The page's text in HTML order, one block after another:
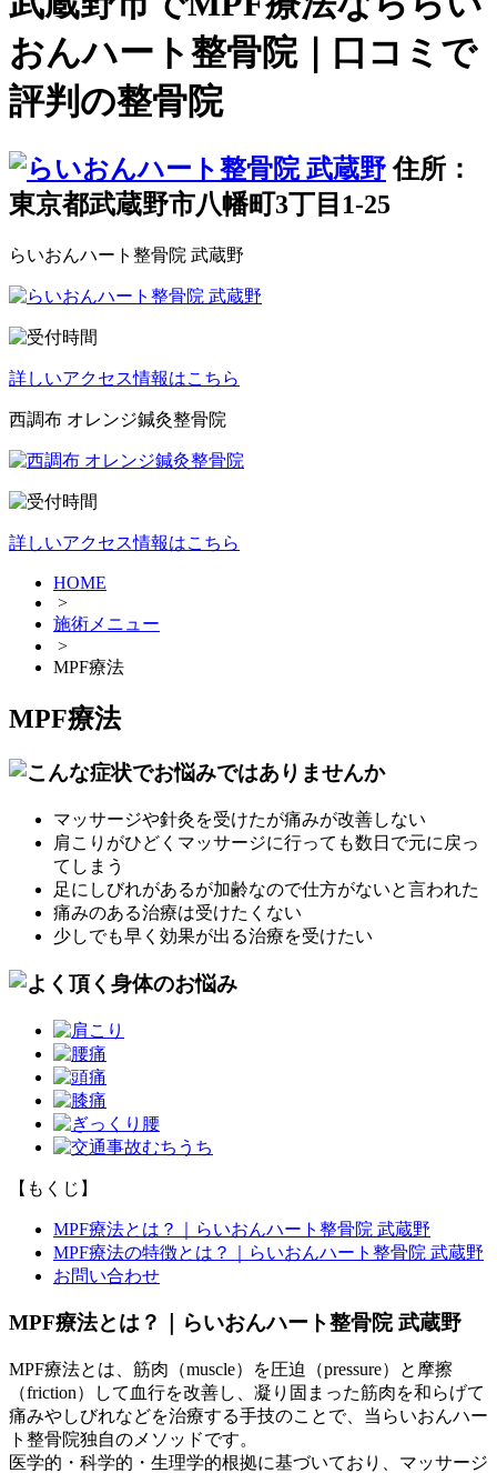
おんハート整骨院｜口コミで
評判の整骨院
住所：
東京都武蔵野市八幡町3丁目1-25
らいおんハート整骨院 武蔵野
詳しいアクセス情報はこちら
西調布 オレンジ鍼灸整骨院
詳しいアクセス情報はこちら
HOME
>
施術メニュー
>
MPF療法
MPF療法
マッサージや針灸を受けたが痛みが改善しない
肩こりがひどくマッサージに行っても数日で元に戻っ
てしまう
足にしびれがあるが加齢なので仕方がないと言われた
痛みのある治療は受けたくない
少しでも早く効果が出る治療を受けたい
【もくじ】
MPF療法とは？｜らいおんハート整骨院 武蔵野
MPF療法の特徴とは？｜らいおんハート整骨院 武蔵野
お問い合わせ
MPF療法とは？｜らいおんハート整骨院 武蔵野
MPF療法とは、筋肉（muscle）を圧迫（pressure）と摩擦
（friction）して血行を改善し、凝り固まった筋肉を和らげて
痛みやしびれなどを治療する手技のことで、当らいおんハー
ト整骨院独自のメソッドです。
医学的・科学的・生理学的根拠に基づいており、マッサージ